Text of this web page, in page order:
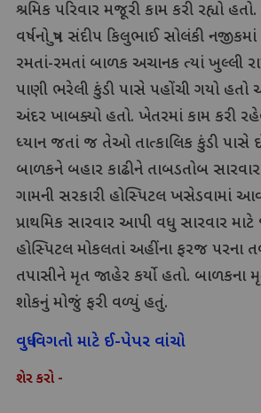
શ્રમિક પરિવાર મજૂરી કામ કરી રહ્યો
વર્ષનો પુત્ર સંદીપ કિલુભાઈ સોલંકી
રમતાં-રમતાં બાળક અચાનક ત્યાં ખુલ્લી
પાણી ભરેલી કુંડી પાસે પહોંચી ગયો હતો
અંદર ખાબક્યો હતો. ખેતરમાં કામ કરી
ધ્યાન જતાં જ તેઓ તાત્કાલિક કુંડી પાસે
બાળકને બહાર કાઢીને તાબડતોબ સારવાર
ગામની સરકારી હોસ્પિટલ ખસેડવામાં
પ્રાથમિક સારવાર આપી વધુ સારવાર માટે
હોસ્પિટલ મોકલતાં અહીંના ફરજ પરના
તપાસીને મૃત જાહેર કર્યો હતો. બાળકના
શોકનું મોજું ફરી વળ્યું હતું.
વધુ વિગતો માટે ઈ-પેપર વાંચો
શેર કરો -